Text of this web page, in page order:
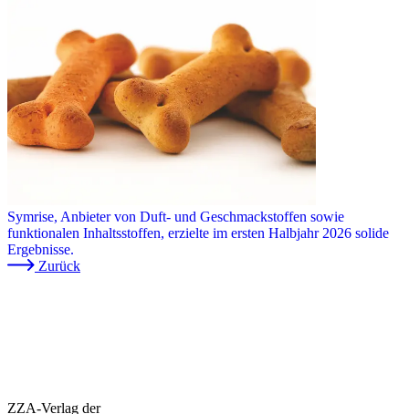
Symrise, Anbieter von Duft- und Geschmackstoffen sowie
funktionalen Inhaltsstoffen, erzielte im ersten Halbjahr 2026 solide
Ergebnisse.
Zurück
ZZA-Verlag der